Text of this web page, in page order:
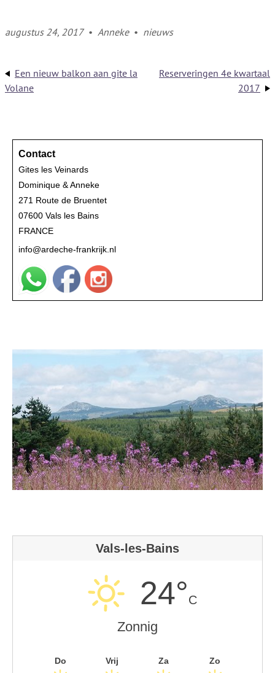
augustus 24, 2017 • Anneke • nieuws
Een nieuw balkon aan gite la
Volane
Reserveringen 4e kwartaal
2017
Contact
Gites les Veinards
Dominique & Anneke
271 Route de Bruentet
07600 Vals les Bains
FRANCE
info@ardeche-frankrijk.nl
Vals-les-Bains
24°C
Zonnig
Do Vrij Za Zo